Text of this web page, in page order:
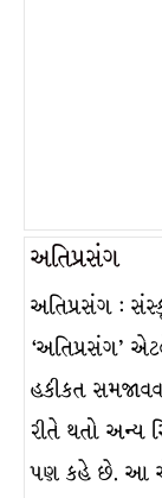
અતિપ્રસંગ
અતિપ્રસંગ :
‘અતિપ્રસંગ’
હકીકત
રીતે થતો અન્ય
પણ કહે છે. આ